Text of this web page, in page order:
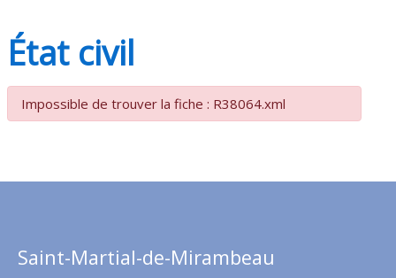
État civil
Impossible de trouver la fiche : R38064.xml
Saint-Martial-de-Mirambeau